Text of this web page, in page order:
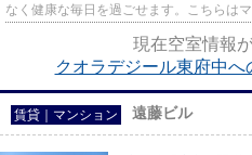
なく健康な毎日を過ごせます。こちらは
現在空室情報
クオラデジール東府中
賃貸｜マンション 遠藤ビル